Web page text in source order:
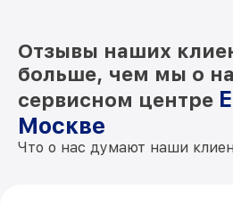
Отзывы наших
больше, чем мы о
сервисном центре
Москве
Что о нас думают наши